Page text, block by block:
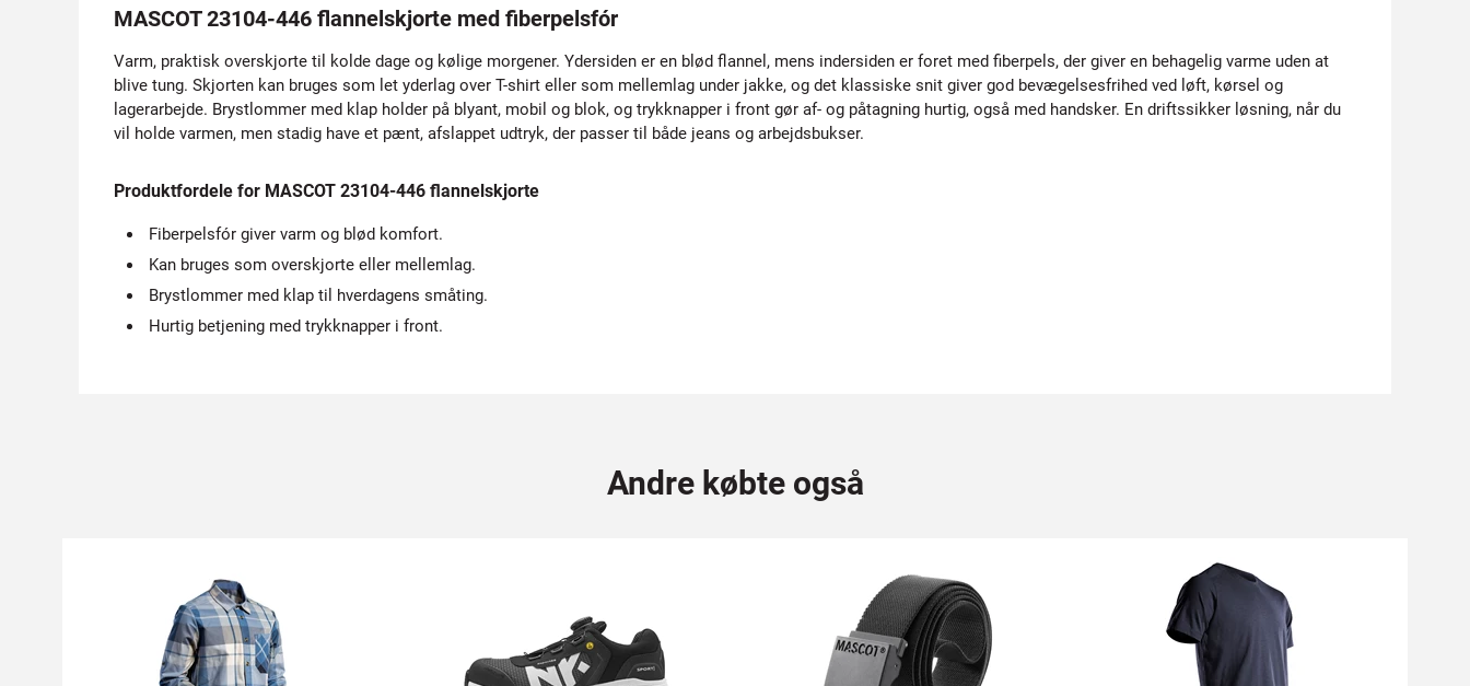
MASCOT 23104-446 flannelskjorte med fiberpelsfór
Varm, praktisk overskjorte til kolde dage og kølige morgener. Ydersiden er en blød flannel, mens indersiden er foret med fiberpels, der giver en behagelig varme uden at
blive tung. Skjorten kan bruges som let yderlag over T-shirt eller som mellemlag under jakke, og det klassiske snit giver god bevægelsesfrihed ved løft, kørsel og
lagerarbejde. Brystlommer med klap holder på blyant, mobil og blok, og trykknapper i front gør af- og påtagning hurtig, også med handsker. En driftssikker løsning, når du
vil holde varmen, men stadig have et pænt, afslappet udtryk, der passer til både jeans og arbejdsbukser.
Produktfordele for MASCOT 23104-446 flannelskjorte
Fiberpelsfór giver varm og blød komfort.
Kan bruges som overskjorte eller mellemlag.
Brystlommer med klap til hverdagens småting.
Hurtig betjening med trykknapper i front.
Andre købte også